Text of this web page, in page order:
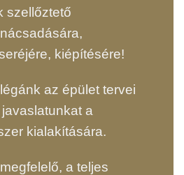
szellőztető
kiépítésére!
az épület tervei
a
kialakítására.
a teljes